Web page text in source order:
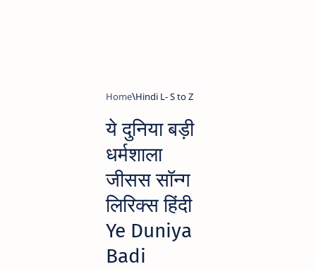
Home Hindi L- S to Z
ये दुनिया बड़ी
धर्मशाला
जीसस सॉन्ग
लिरिक्स हिंदी
Ye Duniya
Badi